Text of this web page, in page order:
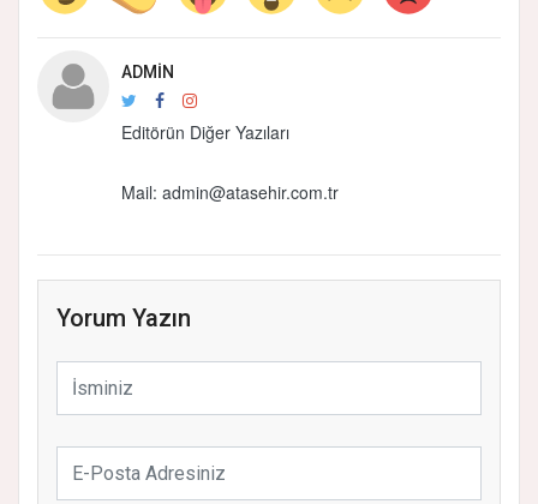
ADMIN
Editörün Diğer Yazıları
Mail: admin@atasehir.com.tr
Yorum Yazın